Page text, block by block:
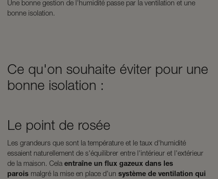
Une bonne gestion de l'humidité passe par la ventilation et une
bonne isolation.
Ce qu'on souhaite éviter pour une
bonne isolation :
Le point de rosée
Les grandeurs que sont la température et le taux d'humidité
essaient naturellement de s'équilibrer entre l'intérieur et l'extérieur
de la maison. Cela entraîne un flux gazeux dans les
parois malgré la mise en place d'un système de ventilation qui